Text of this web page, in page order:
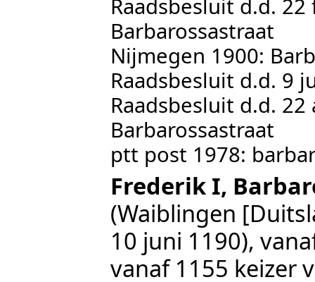
Raadsbesluit d.d.
Barbarossastraat
Nijmegen 1900:
Raadsbesluit d.d. 9
Raadsbesluit d.d.
Barbarossastraat
ptt post 1978:
Frederik I,
(Waiblingen
10 juni 1190),
vanaf 1155 keizer